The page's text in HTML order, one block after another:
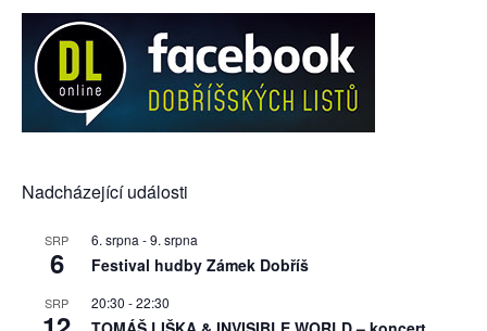
Nadcházející události
SRP
6
6. srpna -9. srpna
Festival hudby Zámek Dobříš
SRP 20:30 -22:30